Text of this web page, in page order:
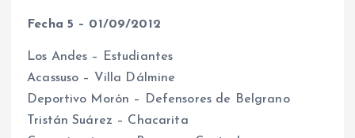
Fecha 5 – 01/09/2012
Los Andes – Estudiantes
Acassuso – Villa Dálmine
Deportivo Morón – Defensores de Belgrano
Tristán Suárez – Chacarita